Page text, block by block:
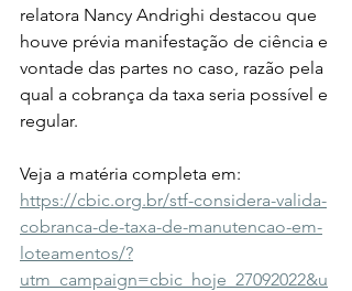
relatora Nancy Andrighi destacou que
houve prévia manifestação de ciência e
vontade das partes no caso, razão pela
qual a cobrança da taxa seria possível e
regular.
Veja a matéria completa em:
https://cbic.org.br/stf-considera-valida-
cobranca-de-taxa-de-manutencao-em-
loteamentos/?
utm_campaign=cbic_hoje_27092022&u